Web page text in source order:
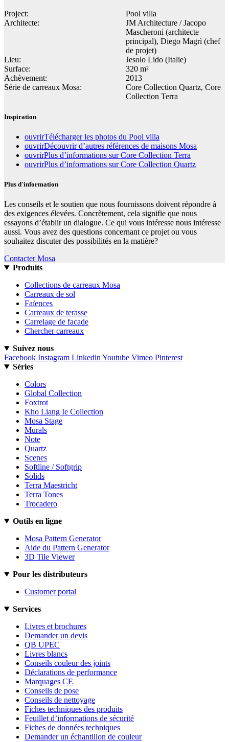
Project:
Pool villa
Architecte:
JM Architecture / Jacopo
Mascheroni (architecte
principal), Diego Magrì (chef
de projet)
Lieu:
Jesolo Lido (Italie)
Surface:
320 m²
Achèvement:
2013
Série de carreaux Mosa:
Core Collection Quartz, Core
Collection Terra
Inspiration
ouvrirTélécharger les photos du Pool villa
ouvrirDécouvrir d’autres références de maisons Mosa
ouvrirPlus d’informations sur Core Collection Terra
ouvrirPlus d’informations sur Core Collection Quartz
Plus d'information
Les conseils et le soutien que nous fournissons doivent répondre à
des exigences élevées. Concrètement, cela signifie que nous
essayons d’établir un dialogue. Ce qui vous intéresse nous intéresse
aussi. Vous avez des questions concernant ce projet ou vous
souhaitez discuter des possibilités en la matière?
Contacter Mosa
Produits
Collections de carreaux Mosa
Carreaux de sol
Faïences
Carreaux de terasse
Carrelage de facade
Chercher carreaux
Suivez nous
Facebook Instagram Linkedin Youtube Vimeo Pinterest
Séries
Colors
Global Collection
Foxtrot
Kho Liang Ie Collection
Mosa Stage
Murals
Note
Quartz
Scenes
Softline / Softgrip
Solids
Terra Maestricht
Terra Tones
Trocadero
Outils en ligne
Mosa Pattern Generator
Aide du Pattern Generator
3D Tile Viewer
Pour les distributeurs
Customer portal
Services
Livres et brochures
Demander un devis
QB UPEC
Livres blancs
Conseils couleur des joints
Déclarations de performance
Marquages CE
Conseils de pose
Conseils de nettoyage
Fiches techniques des produits
Feuillet d’informations de sécurité
Fiches de données techniques
Demander un échantillon de couleur